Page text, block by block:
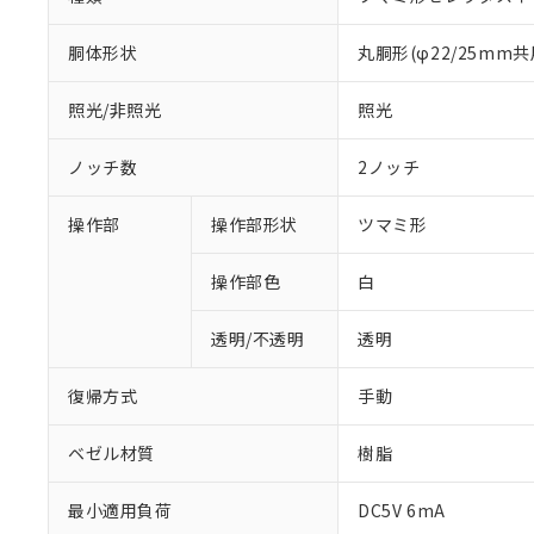
胴体形状 丸胴形(φ22/25mm共
照光/非照光 照光
ノッチ数 2ノッチ
操作部 操作部形状 ツマミ形
操作部色 白
透明/不透明 透明
復帰方式 手動
ベゼル材質 樹脂
最小適用負荷 DC5V 6mA
※1 対応状況